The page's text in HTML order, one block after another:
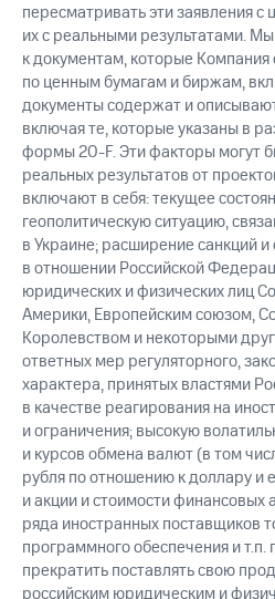
пересматривать эти заявления с
их с реальными результатами.
к документам, которые
по ценным бумагам и биржам,
документы содержат и
включая те, которые указаны в
формы20-F.Эти факторы могут
реальных результатов от
включают в себя: текущее
геополитическую ситуацию,
в Украине; расширение санкций
в отношении Российской
юридических и физических лиц
Америки, Европейским союзом,
Королевством и некоторыми
ответных мер регуляторного,
характера, принятых властями
в качестве реагирования на
и ограничения; высокую
и курсов обмена валют (в том
рубля по отношению к доллару и
и акции и стоимости финансовых
ряда иностранных поставщиков
программного обеспечения и т.п.
прекратить поставлять свою